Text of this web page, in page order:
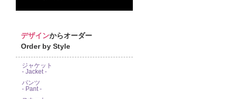
デザインからオーダー
Order by Style
ジャケット
- Jacket -
パンツ
- Pant -